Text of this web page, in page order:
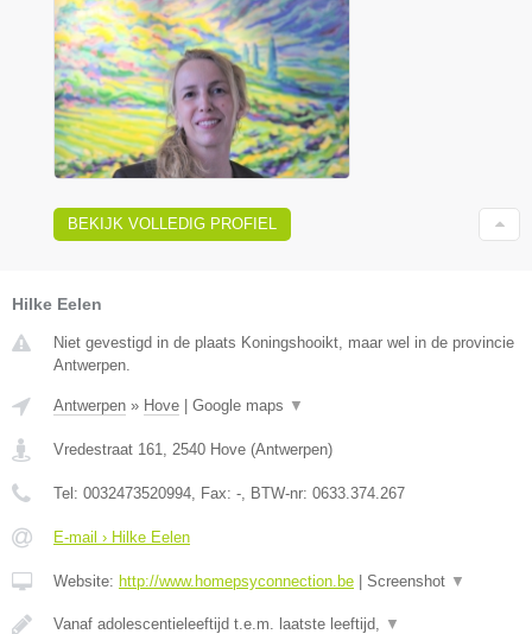
BEKIJK VOLLEDIG PROFIEL
Hilke Eelen
Niet gevestigd in de plaats Koningshooikt, maar wel in de provincie
Antwerpen.
Antwerpen » Hove | Google maps ▼
Vredestraat 161 2540 Hove (Antwerpen)
Tel: 0032473520994 , Fax: - , BTW-nr: 0633.374.267
E-mail › Hilke Eelen
Website: http://www.homepsyconnection.be | Screenshot ▼
Vanaf adolescentieleeftijd t.e.m. laatste leeftijd, ▼